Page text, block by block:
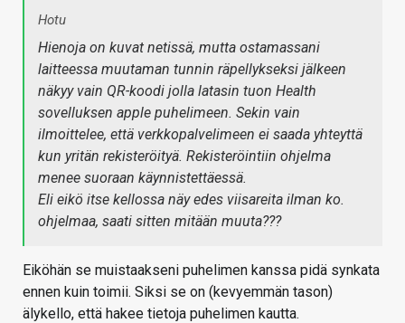
Hotu
Hienoja on kuvat netissä, mutta ostamassani
laitteessa muutaman tunnin räpellykseksi jälkeen
näkyy vain QR-koodi jolla latasin tuon Health
sovelluksen apple puhelimeen. Sekin vain
ilmoittelee, että verkkopalvelimeen ei saada yhteyttä
kun yritän rekisteröityä. Rekisteröintiin ohjelma
menee suoraan käynnistettäessä.
Eli eikö itse kellossa näy edes viisareita ilman ko.
ohjelmaa, saati sitten mitään muuta???
Eiköhän se muistaakseni puhelimen kanssa pidä synkata
ennen kuin toimii. Siksi se on (kevyemmän tason)
älykello, että hakee tietoja puhelimen kautta.